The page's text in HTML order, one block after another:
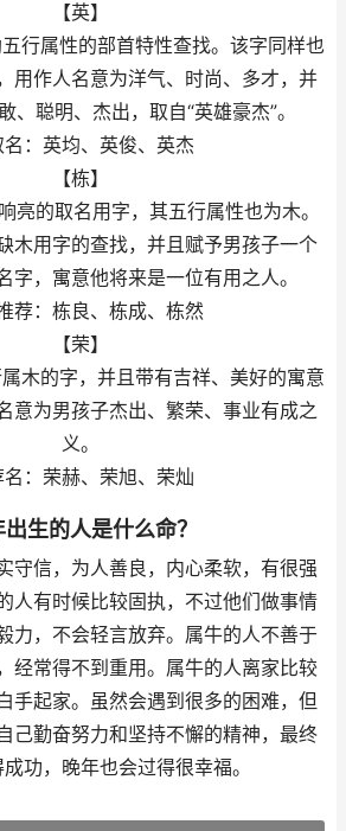
【英】
行属性的部首特性查找。该字同样也
用作人名意为洋气、时尚、多才，并
、聪明、杰出，取自“英雄豪杰”。
名：英均、英俊、英杰
【栋】
亮的取名用字，其五行属性也为木。
木用字的查找，并且赋予男孩子一个
字，寓意他将来是一位有用之人。
荐：栋良、栋成、栋然
【荣】
木的字，并且带有吉祥、美好的寓意
意为男孩子杰出、繁荣、事业有成之
义。
名：荣赫、荣旭、荣灿
出生的人是什么命？
守信，为人善良，内心柔软，有很强
人有时候比较固执，不过他们做事情
力，不会轻言放弃。属牛的人不善于
经常得不到重用。属牛的人离家比较
手起家。虽然会遇到很多的困难，但
己勤奋努力和坚持不懈的精神，最终
功，晚年也会过得很幸福。